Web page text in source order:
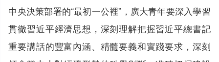
中央決策部署的“最初一公裡”，廣大青年要深入學習
貫徹習近平經濟思想，深刻理解把握習近平總書記
重要講話的豐富內涵、精髓要義和實踐要求，深刻